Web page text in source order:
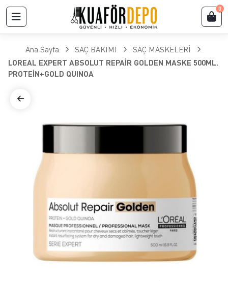
0
Ana Sayfa SAÇ BAKIMI
SAÇ MASKELERİ
LOREAL EXPERT ABSOLUT REPAİR GOLDEN MASKE 500ML.
PROTEİN+GOLD QUINOA